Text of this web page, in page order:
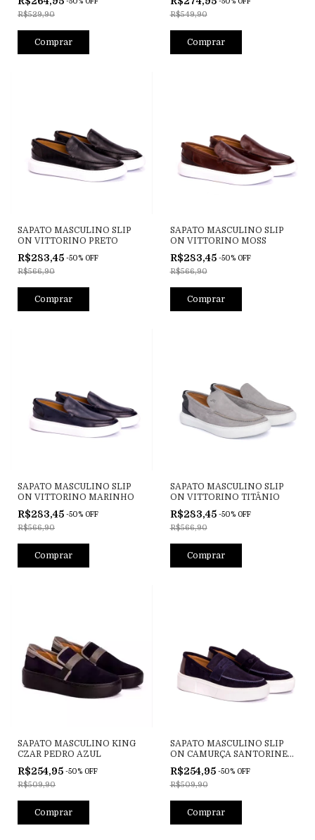
R$529,90
Comprar
R$549,90
Comprar
SAPATO MASCULINO SLIP
ON VITTORINO PRETO
R$283,45 -50% OFF
R$566,90
Comprar
SAPATO MASCULINO SLIP
ON VITTORINO MOSS
R$283,45 -50% OFF
R$566,90
Comprar
SAPATO MASCULINO SLIP
ON VITTORINO MARINHO
R$283,45 -50% OFF
R$566,90
Comprar
SAPATO MASCULINO SLIP
ON VITTORINO TITÂNIO
R$283,45 -50% OFF
R$566,90
Comprar
SAPATO MASCULINO KING
CZAR PEDRO AZUL
R$254,95 -50% OFF
R$509,90
Comprar
SAPATO MASCULINO SLIP
ON CAMURÇA SANTORINE
AZUL
R$254,95 -50% OFF
R$509,90
Comprar